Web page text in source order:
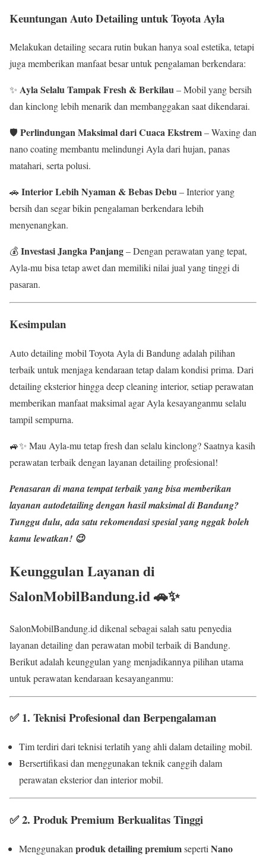
Keuntungan Auto Detailing untuk Toyota Ayla
Melakukan detailing secara rutin bukan hanya soal estetika, tetapi
juga memberikan manfaat besar untuk pengalaman berkendara:
✨ Ayla Selalu Tampak Fresh & Berkilau– Mobil yang bersih
dan kinclong lebih menarik dan membanggakan saat dikendarai.
🛡 Perlindungan Maksimal dari Cuaca Ekstrem– Waxing dan
nano coating membantu melindungi Ayla dari hujan, panas
matahari, serta polusi.
🚗 Interior Lebih Nyaman & Bebas Debu– Interior yang
bersih dan segar bikin pengalaman berkendara lebih
menyenangkan.
💰Investasi Jangka Panjang– Dengan perawatan yang tepat,
Ayla-mu bisa tetap awet dan memiliki nilai jual yang tinggi di
pasaran.
Kesimpulan
Auto detailing mobil Toyota Ayla di Bandung adalah pilihan
terbaik untuk menjaga kendaraan tetap dalam kondisi prima. Dari
detailing eksterior hingga deep cleaning interior, setiap perawatan
memberikan manfaat maksimal agar Ayla kesayanganmu selalu
tampil sempurna.
🚙✨ Mau Ayla-mu tetap fresh dan selalu kinclong? Saatnya kasih
perawatan terbaik dengan layanan detailing profesional!
Penasaran di mana tempat terbaik yang bisa memberikan
layananautodetailing dengan hasil maksimaldi Bandung?
Tunggu dulu, ada satu rekomendasi spesial yang nggak boleh
kamu lewatkan! 😉
Keunggulan Layanan di
SalonMobilBandung.id 🚗✨
SalonMobilBandung.id dikenal sebagai salah satu penyedia
layanan detailing dan perawatan mobil terbaik di Bandung.
Berikut adalah keunggulan yang menjadikannya pilihan utama
untuk perawatan kendaraan kesayanganmu:
✅1. Teknisi Profesional dan Berpengalaman
Tim terdiri dari teknisi terlatih yang ahli dalam detailing mobil.
Bersertifikasi dan menggunakan teknik canggih dalam
perawatan eksterior dan interior mobil.
✅2. Produk Premium Berkualitas Tinggi
Menggunakan produk detailing premiumseperti Nano